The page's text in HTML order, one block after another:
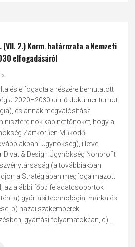
2.) Korm. határozata a Nemzeti
elfogadásáról
és elfogadta a részére bemutatott
2020–2030 című dokumentumot
és annak megvalósítása
kabinetfőnökét, hogy a
Zártkörűen Működő
Ügynökség), illetve
Divat & Design Ügynökség Nonprofit
(a továbbiakban:
a Stratégiában megfogalmazott
az alábbi főbb feladatcsoportok
a) gyártási technológia, márka és
b) hazai szakemberek
gyártási folyamatokban, c)...